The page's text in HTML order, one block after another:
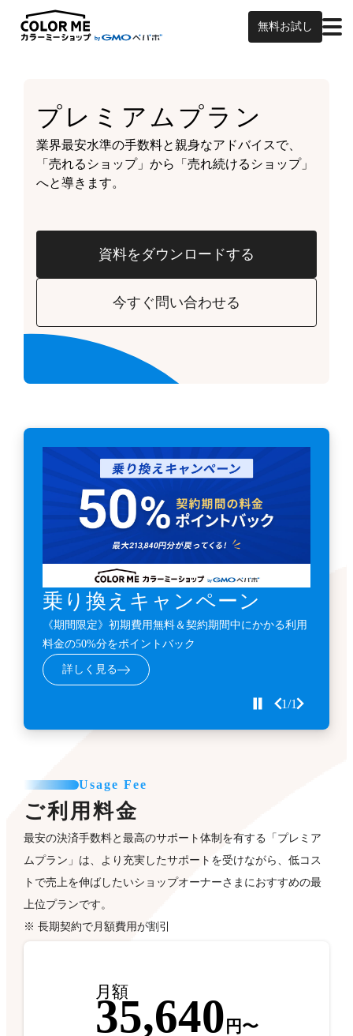
無料お試し
プレミアムプラン
業界最安水準の手数料と親身なアドバイスで、
「売れるショップ」から「売れ続けるショップ」
へと導きます。
資料をダウンロードする
今すぐ問い合わせる
乗り換えキャンペーン
《期間限定》初期費用無料＆契約期間中にかかる利用
料金の50%分をポイントバック
詳しく見る
1/1
Usage Fee
ご利用料金
最安の決済手数料と最高のサポート体制を有する「プレミア
ムプラン」は、より充実したサポートを受けながら、低コス
トで売上を伸ばしたいショップオーナーさまにおすすめの最
上位プランです。
※ 長期契約で月額費用が割引
月額
35,640 円〜